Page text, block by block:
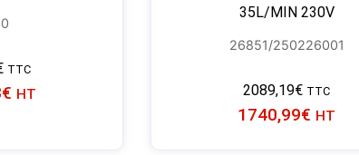
TTC
€ HT
35L/MIN 230V
26851/250226001
2089,19€ TTC
1740,99€ HT